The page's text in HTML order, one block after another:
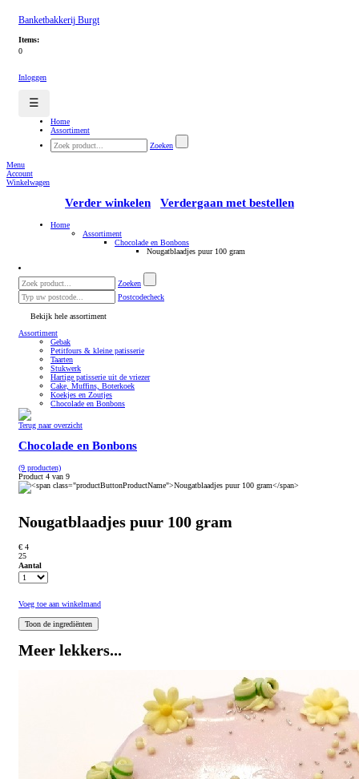
Banketbakkerij Burgt
Items:
0
Inloggen
☰
Home
Assortiment
Zoeken
Menu
Account
Winkelwagen
Verder winkelen Verdergaan met bestellen
Home
Assortiment
Chocolade en Bonbons
Nougatblaadjes puur 100 gram
Zoeken
Postcodecheck
Bekijk hele assortiment
Assortiment
Gebak
Petitfours & kleine patisserie
Taarten
Stukwerk
Hartige patisserie uit de vriezer
Cake, Muffins, Boterkoek
Koekjes en Zoutjes
Chocolade en Bonbons
Terug naar overzicht
Chocolade en Bonbons
(9 producten)
Product 4 van 9
Nougatblaadjes puur 100 gram
€ 4
25
Aantal
Voeg toe aan winkelmand
Meer lekkers...